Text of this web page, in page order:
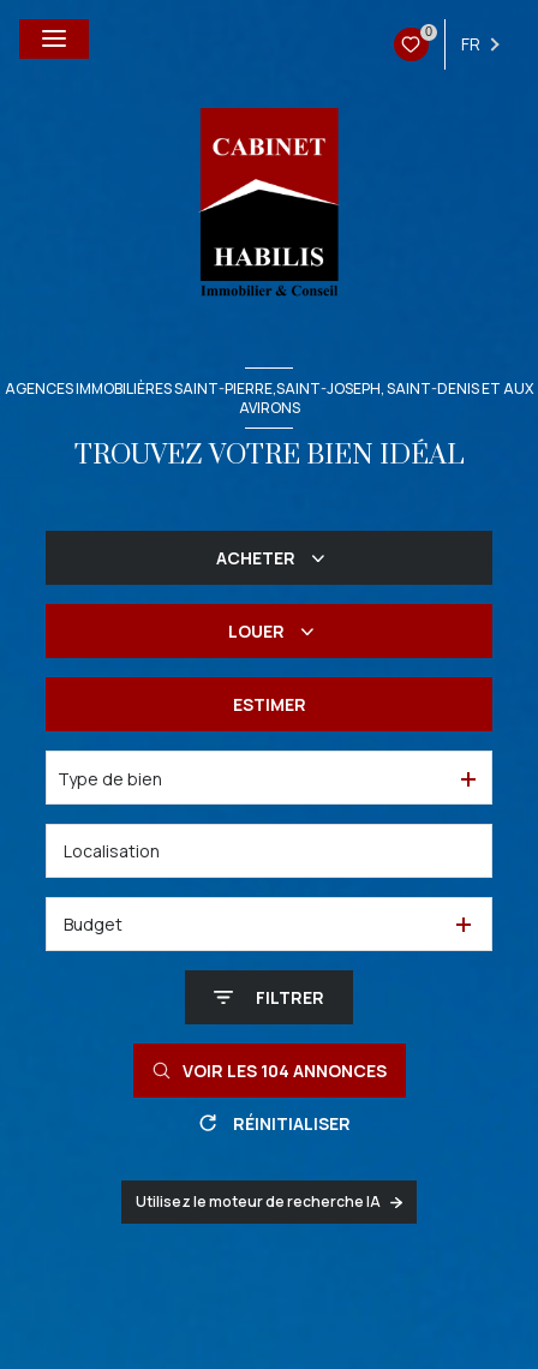
0
FR
AGENCES IMMOBILIÈRES SAINT-PIERRE,SAINT-JOSEPH, SAINT-DENIS ET AUX
AVIRONS
TROUVEZ VOTRE BIEN IDÉAL
ACHETER
De l'immo pro
LOUER
De l'immo pro
ESTIMER
Type de bien
Budget
FILTRER
VOIR LES 104 ANNONCES
RÉINITIALISER
Utilisez le moteur de recherche IA